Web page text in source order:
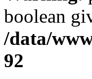
boolean
/data/
92